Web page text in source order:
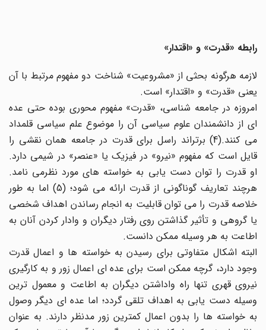
رابطه «قدرت» و «اقتدار»
لازمه هرگونه بحثی از «مشروعیت» شناخت دو مفهوم مرتبط با آن
یعنی «قدرت» و «اقتدار» است.
امروزه در جامعه شناسی، «قدرت» مفهوم محوری بوده حتی عده
ای از دانشمندان علوم سیاسی آن را موضوع علم سیاسی قلمداد
می کنند.(4) برتراند راسل برای قدرت در جامعه همان نقشی را
قایل است که مفهوم «نیرو» در فیزیک یا «عنصر» در شیمی دارد.
او قدرت را توان دست یابی به خواسته های مورد نظرمی نامد.
هرچند تعاریف گوناگونی از قدرت ارائه می شود؛ (5) اما به طور
خلاصه قدرت را می توان قابلیت به انجام رساندن اهداف شخصی
یا گروهی و تأثیر گذاشتن روی رفتار دیگران و وادار کردن آنان به
اطاعت به هر وسیله ممکن دانست.
البته اشکال متفاوتی برای رسیدن به خواسته ها و اعمال قدرت
وجود دارد، گرچه ممکن است برای عده ای اعمال زور و به کارگیری
نیروی قهری تنها راه واداشتن دیگران به اطاعت و معمول ترین
وسیله دست یابی به اهداف تلقی گردد؛ اما عده ای دیگر وصول
به خواسته ها را بدون اعمال کمترین زور مدنظر دارند. به عنوان